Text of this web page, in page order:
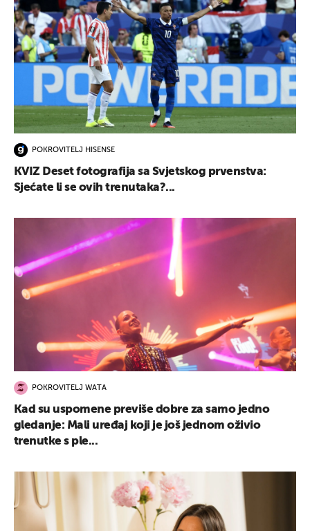
POKROVITELJ HISENSE
KVIZ Deset fotografija sa Svjetskog prvenstva:
Sjećate li se ovih trenutaka?...
POKROVITELJ WATA
Kad su uspomene previše dobre za samo jedno
gledanje: Mali uređaj koji je još jednom oživio
trenutke s ple...